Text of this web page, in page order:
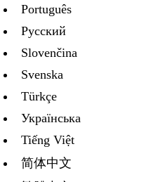
Português
Русский
Slovenčina
Svenska
Türkçe
Украïнська
Tiếng Việt
简体中文